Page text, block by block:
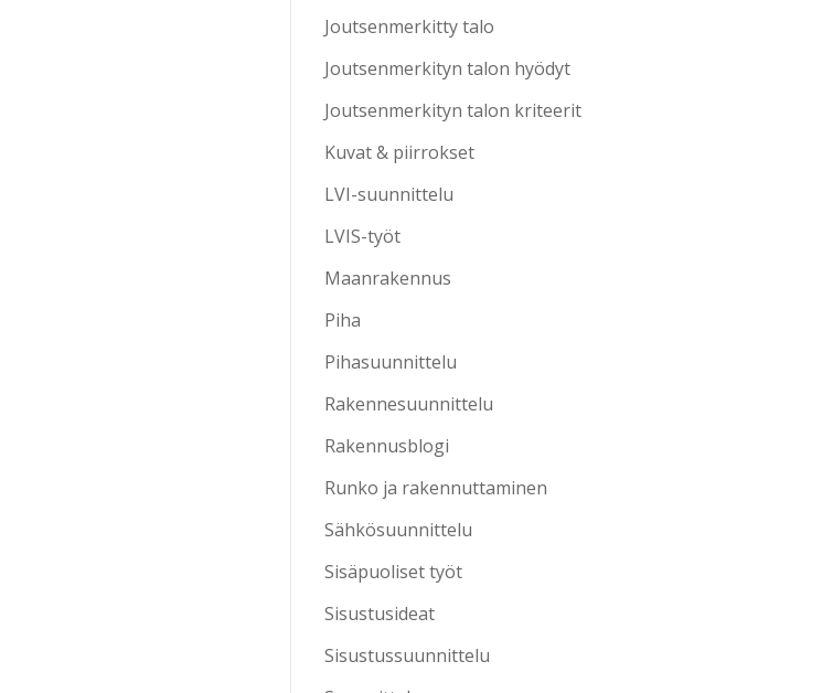
Joutsenmerkitty talo
Joutsenmerkityn talon hyödyt
Joutsenmerkityn talon kriteerit
Kuvat & piirrokset
LVI-suunnittelu
LVIS-työt
Maanrakennus
Piha
Pihasuunnittelu
Rakennesuunnittelu
Rakennusblogi
Runko ja rakennuttaminen
Sähkösuunnittelu
Sisäpuoliset työt
Sisustusideat
Sisustussuunnittelu